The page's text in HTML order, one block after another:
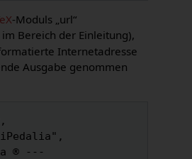
-Moduls „url“
im Bereich der Einleitung),
Internetadresse
Ausgabe genommen